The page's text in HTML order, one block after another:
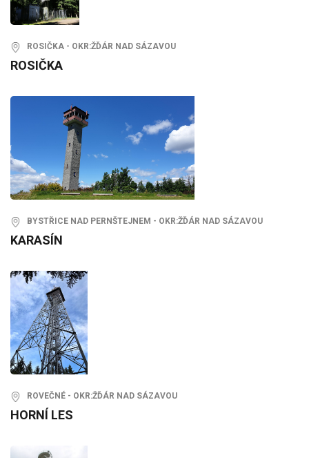
ROSIČKA - OKR:ŽĎÁR NAD SÁZAVOU
ROSIČKA
BYSTŘICE NAD PERNŠTEJNEM - OKR:ŽĎÁR NAD SÁZAVOU
KARASÍN
ROVEČNÉ - OKR:ŽĎÁR NAD SÁZAVOU
HORNÍ LES